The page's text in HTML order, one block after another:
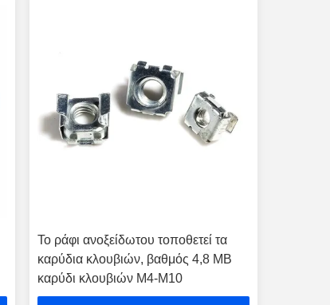
Το ράφι ανοξείδωτου τοποθετεί τα
καρύδια κλουβιών, βαθμός 4,8 ΜΒ
καρύδι κλουβιών M4-M10